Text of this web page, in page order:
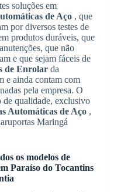
soluções em
de Aço , que
por diversos testes de
produtos duráveis, que
que não
e que sejam fáceis de
de Enrolar da
e ainda contam com
pela empresa. O
de qualidade, exclusivo
Automáticas de Aço ,
Maringá
os modelos de
Paraíso do Tocantins